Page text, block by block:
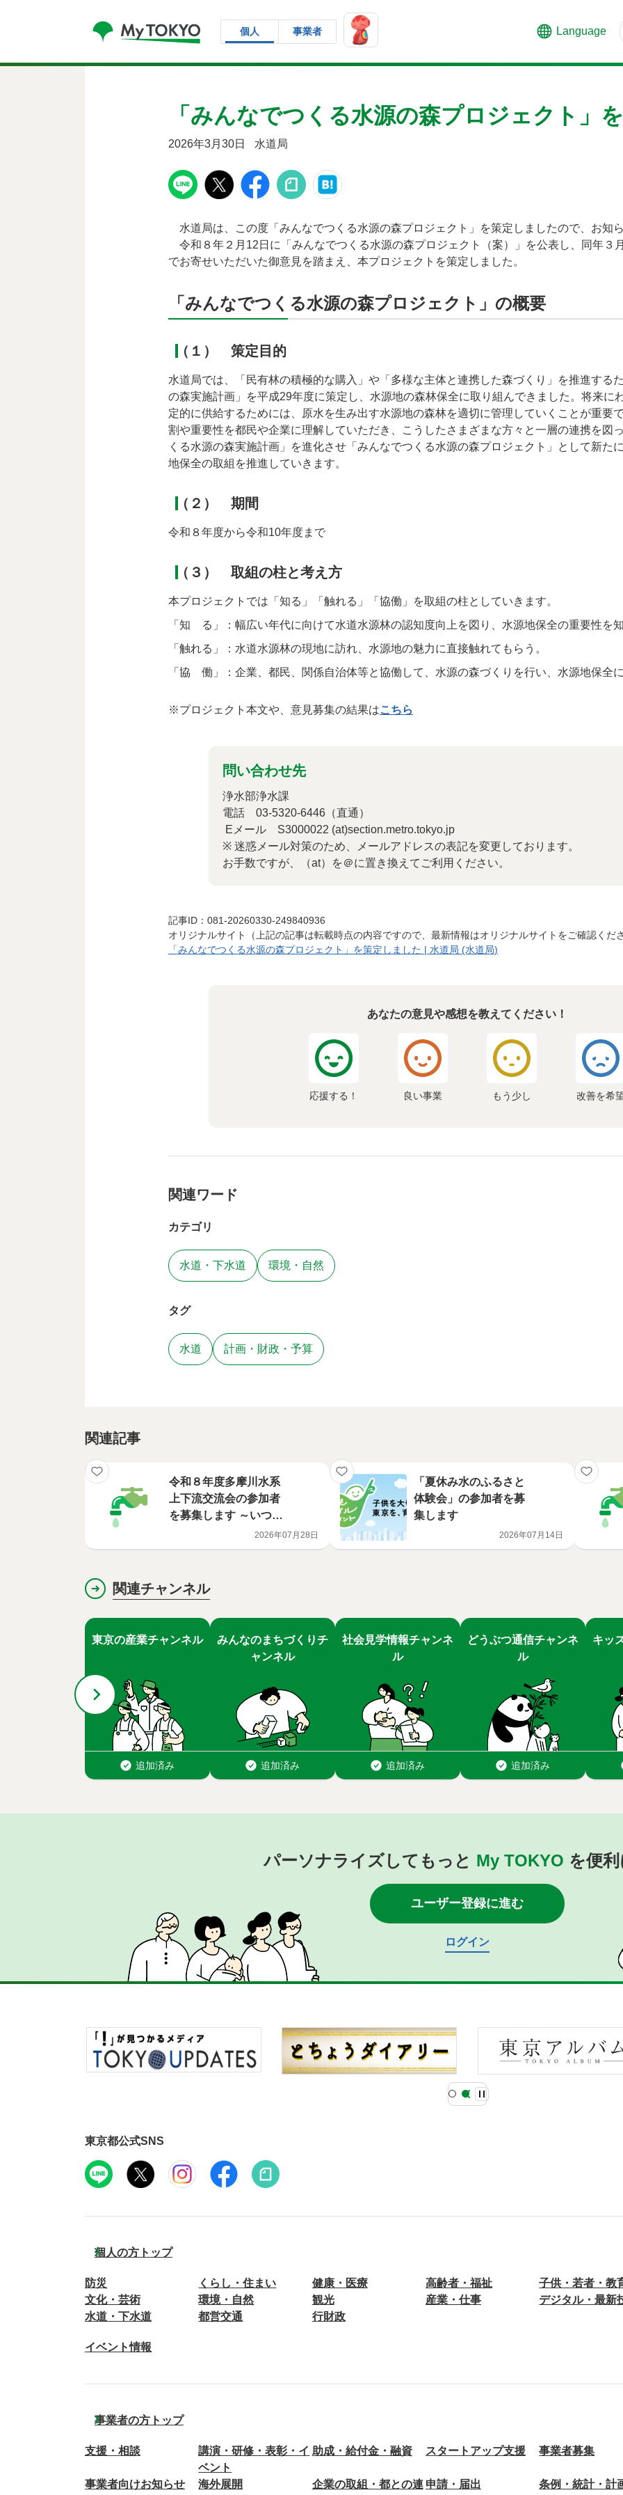
個人 事業者 Language
「みんなでつくる水源の森プロジェクト」
2026年3月30日 水道局
水道局は、この度「みんなでつくる水源の森プロジェクト」を策定しましたので、お知
令和８年２月12日に「みんなでつくる水源の森プロジェクト（案）」を公表し、同年３
でお寄せいただいた御意見を踏まえ、本プロジェクトを策定しました。
「みんなでつくる水源の森プロジェクト」の概要
（１） 策定目的
水道局では、「民有林の積極的な購入」や「多様な主体と連携した森づくり」を推進する
の森実施計画」を平成29年度に策定し、水源地の森林保全に取り組んできました。将来に
定的に供給するためには、原水を生み出す水源地の森林を適切に管理していくことが重要
割や重要性を都民や企業に理解していただき、こうしたさまざまな方々と一層の連携を図
くる水源の森実施計画」を進化させ「みんなでつくる水源の森プロジェクト」として新た
地保全の取組を推進していきます。
（２） 期間
令和８年度から令和10年度まで
（３） 取組の柱と考え方
本プロジェクトでは「知る」「触れる」「協働」を取組の柱としていきます。
「知 る」：幅広い年代に向けて水道水源林の認知度向上を図り、水源地保全の重要性を
「触れる」：水道水源林の現地に訪れ、水源地の魅力に直接触れてもらう。
「協 働」：企業、都民、関係自治体等と協働して、水源の森づくりを行い、水源地保全
※プロジェクト本文や、意見募集の結果はこちら
問い合わせ先
浄水部浄水課
電話 03-5320-6446（直通）
Eメール S3000022 (at)section.metro.tokyo.jp
※ 迷惑メール対策のため、メールアドレスの表記を変更しております。
お手数ですが、（at）を＠に置き換えてご利用ください。
記事ID：081-20260330-249840936
オリジナルサイト（上記の記事は転載時点の内容ですので、最新情報はオリジナルサイトをご確認くだ
「みんなでつくる水源の森プロジェクト」を策定しました | 水道局 (水道局)
あなたの意見や感想を教えてください！
応援する！ 良い事業 もう少し 改善を希
関連ワード
カテゴリ
水道・下水道 環境・自然
タグ
水道 計画・財政・予算
関連記事
令和８年度多摩川水系
上下流交流会の参加者
を募集します ～いつも
飲んでいる水道水の“は
じまり”を知りたくない
2026年07月28日
「夏休み水のふるさと
体験会」の参加者を募
集します
2026年07月14日
関連チャンネル
パーソナライズしてもっと My TOKYO を便
ユーザー登録に進む
ログイン
東京都公式SNS
個人の方トップ
防災 くらし・住まい 健康・医療 高齢者・福祉
子供・若者・教
文化・芸術
環境・自然 観光 産業・仕事
デジタル・最新
水道・下水道
都営交通 行財政
イベント情報
事業者の方トップ
支援・相談
講演・研修・表彰・イ
ベント
助成・給付金・融資 スタートアップ支援 事業者募集
事業者向けお知らせ 海外展開
企業の取組・都との連 申請・届出
条例・統計・計